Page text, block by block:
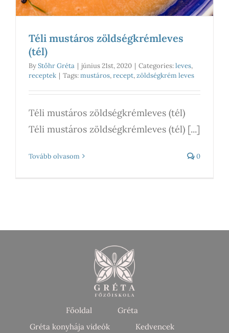
Téli mustáros zöldségkrémleves
(tél)
ByStőhr Gréta | június 21st, 2020 | Categories:leves,
receptek | Tags:mustáros,recept,zöldségkrém leves
Téli mustáros zöldségkrémleves (tél)
Téli mustáros zöldségkrémleves (tél) [...]
Tovább olvasom 0
Főoldal
Gréta
Gréta konyhája videók
Kedvencek